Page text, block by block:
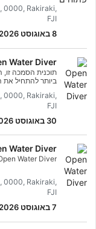
כדי להבטיח שיהיו
0000, Rakiraki,
FJI
8 באוגוסט 2026
Water Diver
תוכנית הסמכה
ביותר להתחיל את
מוסמכים.
להבטיח שתרכשו את
בנוח מתחת למים.
0000, Rakiraki,
FJI
30 באוגוסט 2026
Water Diver
Water Diver
0000, Rakiraki,
FJI
7 באוגוסט 2026